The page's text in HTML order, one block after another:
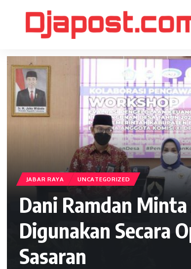
JABAR RAYA UNCATEGORIZED
Dani Ramdan
Digunakan Secara
Sasaran